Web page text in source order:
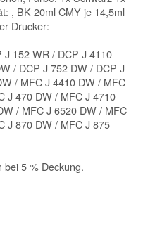
, BK 20ml CMY je 14,5ml
Drucker:
J 152 WR / DCP J 4110
/ DCP J 752 DW / DCP J
/ MFC J 4410 DW / MFC
J 470 DW / MFC J 4710
/ MFC J 6520 DW / MFC
J 870 DW / MFC J 875
bei 5 % Deckung.